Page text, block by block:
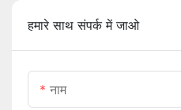
हमारे साथ संपर्क में जाओ
नाम